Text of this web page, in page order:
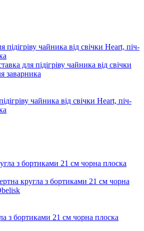
чайника від свічки Heart, піч-
з бортиками 21 см чорна плоска